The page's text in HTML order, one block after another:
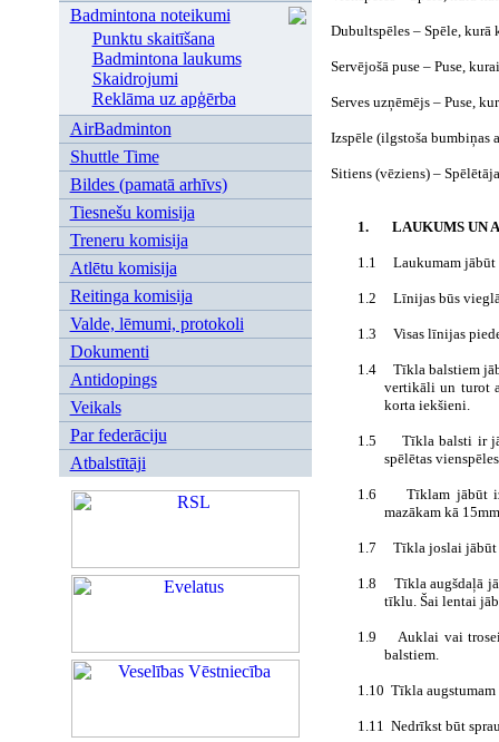
Badmintona noteikumi
Punktu skaitīšana
Badmintona laukums
Skaidrojumi
Reklāma uz apģērba
AirBadminton
Shuttle Time
Bildes (pamatā arhīvs)
Tiesnešu komisija
Treneru komisija
Atlētu komisija
Reitinga komisija
Valde, lēmumi, protokoli
Dokumenti
Antidopings
Veikals
Par federāciju
Atbalstītāji
Dubultspēles – Spēle,
Servējošā puse – Puse,
Serves uzņēmējs – Puse,
Izspēle (ilgstoša bumbiņas
Sitiens (vēziens) –
1. LAUKUMS UN
1.1 Laukumam jābūt
1.2 Līnijas būs
1.3 Visas līnijas
1.4
Tīkla balstiem
vertikāli un turot
korta iekšieni.
1.5
Tīkla balsti ir
spēlētas
1.6
Tīklam jābūt
mazākam kā
1.7 Tīkla joslai jābūt
1.8
Tīkla augšdaļā
tīklu. Šai lentai
1.9
Auklai vai
balstiem.
1.10 Tīkla
1.11 Nedrīkst būt